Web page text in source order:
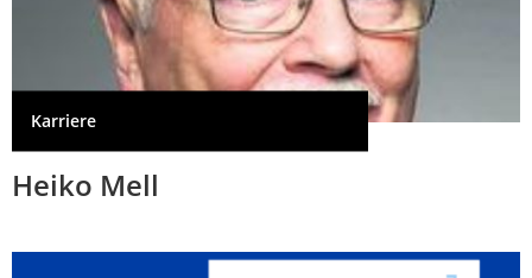
Karriere
Heiko Mell